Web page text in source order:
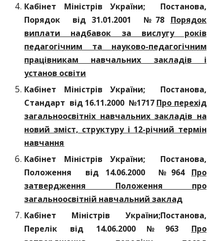
Кабінет Міністрів України; Постанова,
Порядок вiд 31.01.2001 №78 Порядок
виплати надбавок за вислугу років
педагогічним та науково-педагогічним
працівникам навчальних закладів і
установ освіти
Кабінет Міністрів України; Постанова,
Стандарт вiд 16.11.2000 №1717 Про перехід
загальноосвітніх навчальних закладів на
новий зміст, структуру і 12-річний термін
навчання
Кабінет Міністрів України; Постанова,
Положення вiд 14.06.2000 №964 Про
затвердження Положення про
загальноосвітній навчальний заклад
Кабінет Міністрів України;Постанова,
Перелік вiд 14.06.2000№963 Про